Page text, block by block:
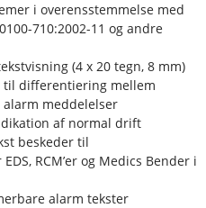
i overensstemmelse med
710:2002-11 og andre
(4 x 20 tegn, 8 mm)
til differentiering mellem
meddelelser
af normal drift
beskeder til
RCM’er og Medics Bender i
alarm tekster